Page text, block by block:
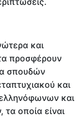
και
προσφέρουν
σπουδών
και
και
οποία είναι